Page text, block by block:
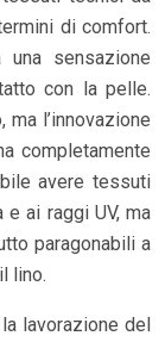
di comfort.
sensazione
con la pelle.
l’innovazione
completamente
avere tessuti
ai raggi UV, ma
paragonabili a
lino.
lavorazione del